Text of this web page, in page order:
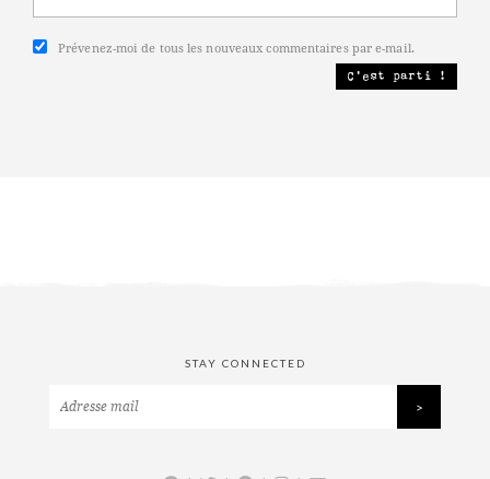
Prévenez-moi de tous les nouveaux commentaires par e-mail.
STAY CONNECTED